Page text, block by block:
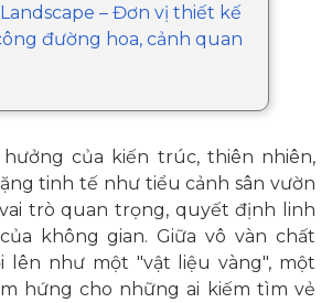
Landscape – Đơn vị thiết kế
đường hoa, cảnh quan
của kiến trúc, thiên nhiên,
tinh tế như tiểu cảnh sân vườn
trò quan trọng, quyết định linh
không gian. Giữa vô vàn chất
lên như một "vật liệu vàng", một
hứng cho những ai kiếm tìm vẻ